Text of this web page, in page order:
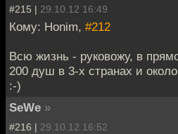
#215 | 29.10.12 16:49
Кому: Honim, #212
Всю жизнь - руковожу, в
200 душ в 3-х странах и
:-)
SeWe »
#216 | 29.10.12 16:52